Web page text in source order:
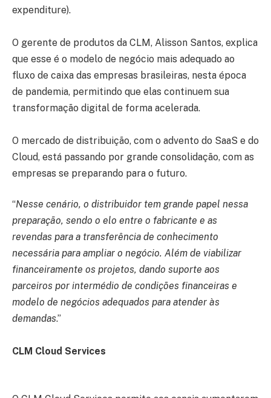
expenditure).
O gerente de produtos da CLM, Alisson Santos, explica
que esse é o modelo de negócio mais adequado ao
fluxo de caixa das empresas brasileiras, nesta época
de pandemia, permitindo que elas continuem sua
transformação digital de forma acelerada.
O mercado de distribuição, com o advento do SaaS e do
Cloud, está passando por grande consolidação, com as
empresas se preparando para o futuro.
“Nesse cenário, o distribuidor tem grande papel nessa
preparação, sendo o elo entre o fabricante e as
revendas para a transferência de conhecimento
necessária para ampliar o negócio. Além de viabilizar
financeiramente os projetos, dando suporte aos
parceiros por intermédio de condições financeiras e
modelo de negócios adequados para atender às
demandas.”
CLM Cloud Services